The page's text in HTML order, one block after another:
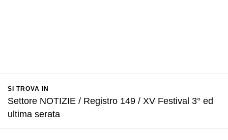
SI TROVA IN
Settore NOTIZIE / Registro 149 / XV Festival 3° ed
ultima serata